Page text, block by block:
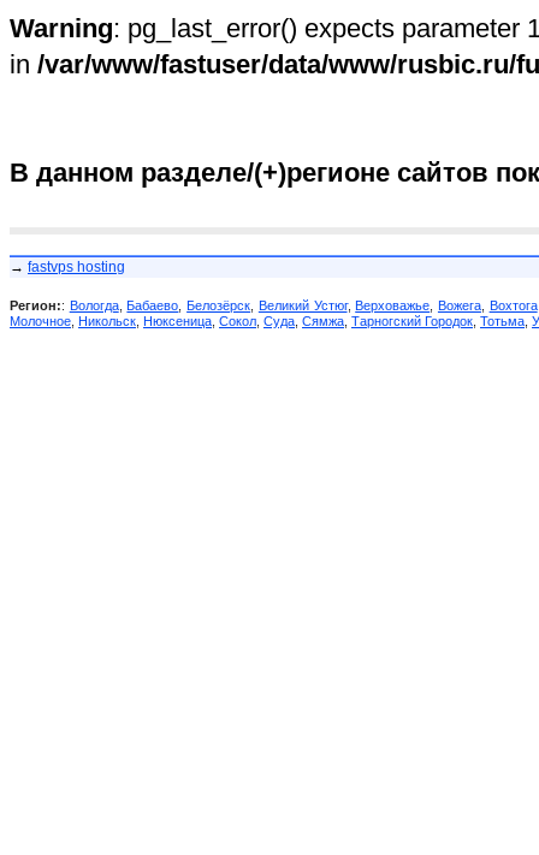
Warning: pg_last_error() expects parameter
in /var/www/fastuser/data/www/rusbic.ru/
В данном разделе/(+)регионе сайтов
→ fastvps hosting
Регион:: Вологда,Бабаево ,Белозёрск Великий Устюг,Верховажье Вожега, Вохтога
Молочное Никольск Нюксеница Сокол Суда Сямжа Тарногский Городок Тотьма